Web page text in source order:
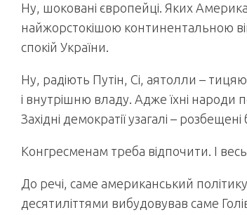
Ну, шоковані європейці. Яких
найжорстокішою континентальною
спокій України.
Ну, радіють Путін, Сі, аятолли –
і внутрішню владу. Адже їхні народи
Західні демократії узагалі – розбещені
Конгресменам треба відпочити. І весь
До речі, саме американський
десятиліттями вибудовував саме